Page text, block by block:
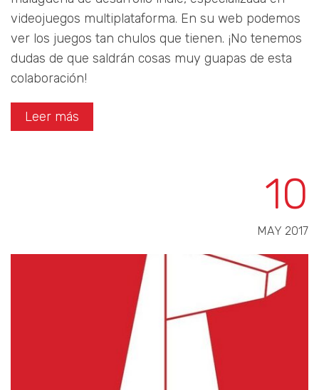
videojuegos multiplataforma. En su web podemos
ver los juegos tan chulos que tienen. ¡No tenemos
dudas de que saldrán cosas muy guapas de esta
colaboración!
Leer más
10
MAY 2017